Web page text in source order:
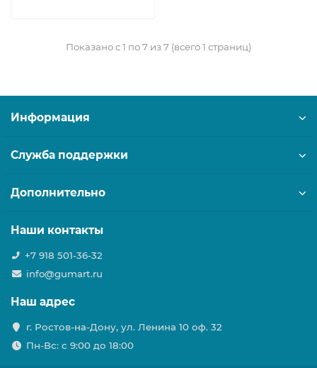
Показано с 1 по 7 из 7 (всего 1 страниц)
Информация
Служба поддержки
Дополнительно
Наши контакты
+7 918 501-36-32
info@gumart.ru
Наш адрес
г. Ростов-на-Дону, ул. Ленина 10 оф. 32
Пн-Вс: c 9:00 до 18:00